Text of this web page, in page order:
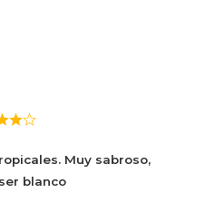
Muy sabroso,
blanco